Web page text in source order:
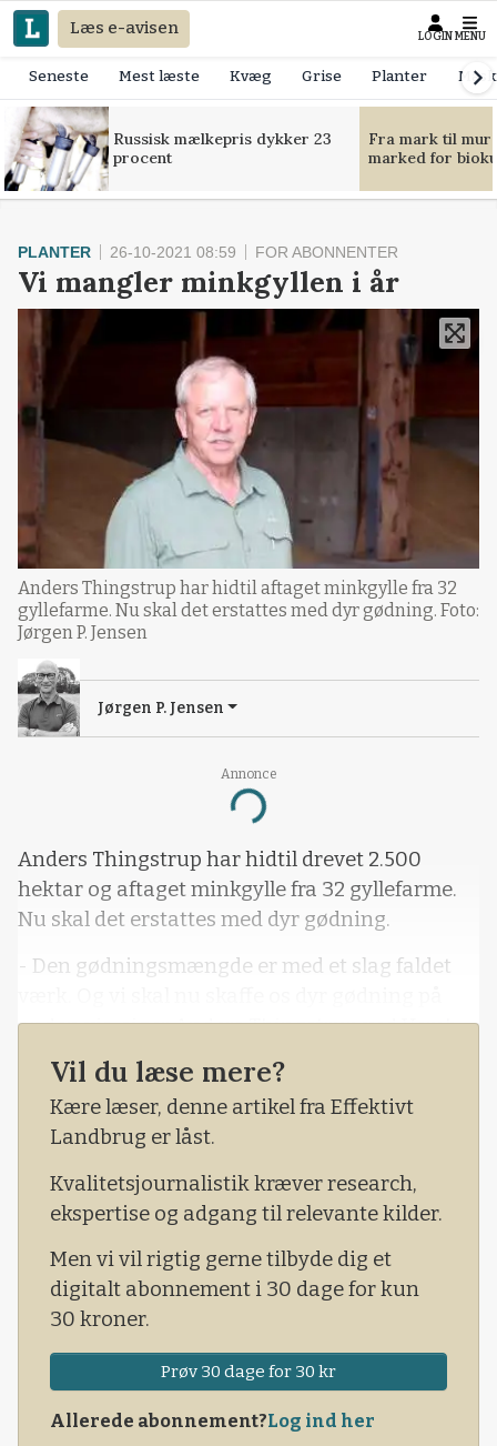
Læs e-avisen LOGIN MENU
Seneste Mest læste Kvæg Grise Planter
Russisk mælkepris dykker 23
procent
Fra mark til
marked for
Annonce
Loading...
PLANTER 26-10-2021 08:59 FOR ABONNENTER
Vi mangler minkgyllen i år
Anders Thingstrup har hidtil aftaget minkgylle fra 32
gyllefarme. Nu skal det erstattes med dyr gødning. Foto:
Jørgen P. Jensen
Jørgen P. Jensen
Anders Thingstrup har hidtil drevet 2.500
hektar og aftaget minkgylle fra 32 gyllefarme.
Nu skal det erstattes med dyr gødning.
- Den gødningsmængde er med et slag faldet
anden vis, siger Anders Thingstrup ved Vemb.
De mange minkfarme i det vestjyske har typisk
haft gylleaftaler, da de ikke selv har meget jord.
Vil du læse mere?
Kære læser, denne artikel fra Effektivt
Landbrug er låst.
Kvalitetsjournalistik kræver research,
ekspertise og adgang til relevante kilder.
Men vi vil rigtig gerne tilbyde dig et
digitalt abonnement i 30 dage for kun
30 kroner.
Prøv 30 dage for 30 kr
Allerede abonnement?Log ind her